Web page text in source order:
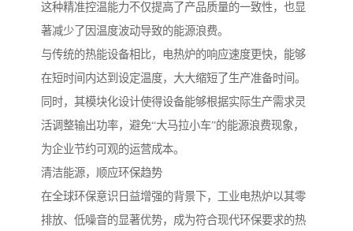
这种精准控温能力不仅提高了产品质量的一致性，也显
著减少了因温度波动导致的能源浪费。
与传统的热能设备相比，电热炉的响应速度更快，能够
在短时间内达到设定温度，大大缩短了生产准备时间。
同时，其模块化设计使得设备能够根据实际生产需求灵
活调整输出功率，避免“大马拉小车”的能源浪费现象，
为企业节约可观的运营成本。
清洁能源，顺应环保趋势
在全球环保意识日益增强的背景下，工业电热炉以其零
排放、低噪音的显著优势，成为符合现代环保要求的热